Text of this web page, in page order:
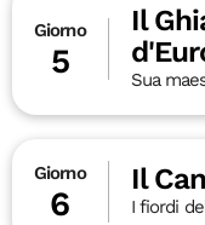
Giorno
5
Il
Sua
Giorno
6
Il
I fiordi